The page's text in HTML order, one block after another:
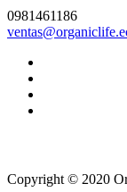
0981461186
Copyright © 2020